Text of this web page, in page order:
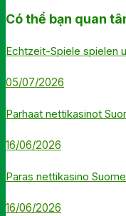
Có thể bạn quan
Echtzeit-Spiele spielen
05/07/2026
Parhaat nettikasinot
16/06/2026
Paras nettikasino
16/06/2026